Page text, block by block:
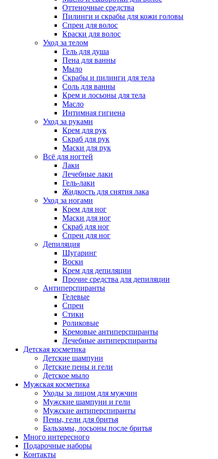
Оттеночные средства
Пилинги и скрабы для кожи головы
Спреи для волос
Краски для волос
Уход за телом
Гель для душа
Пена для ванны
Мыло
Скрабы и пилинги для тела
Соль для ванны
Крем и лосьоны для тела
Масло
Интимная гигиена
Уход за руками
Крем для рук
Скраб для рук
Маски для рук
Всё для ногтей
Лаки
Лечебные лаки
Гель-лаки
Жидкость для снятия лака
Уход за ногами
Крем для ног
Маски для ног
Скраб для ног
Спреи для ног
Депиляция
Шугаринг
Воски
Крем для депиляции
Прочие средства для депиляции
Антиперспиранты
Гелевые
Спреи
Стики
Роликовые
Кремовые антиперспиранты
Лечебные антиперспиранты
Детская косметика
Детские шампуни
Детские пены и гели
Детское мыло
Мужская косметика
Уходы за лицом для мужчин
Мужские шампуни и гели
Мужские антиперспиранты
Пены, гели для бритья
Бальзамы, лосьоны после бритья
Много интересного
Подарочные наборы
Контакты